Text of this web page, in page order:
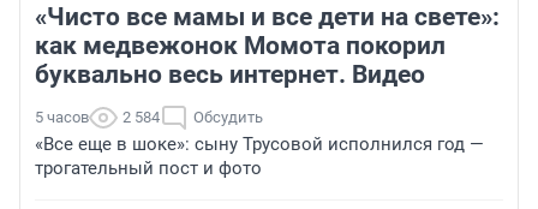
«Чисто все мамы и все дети на свете»:
как медвежонок Момота покорил
буквально весь интернет. Видео
5 часов 2 584 Обсудить
«Все еще в шоке»: сыну Трусовой исполнился год —
трогательный пост и фото